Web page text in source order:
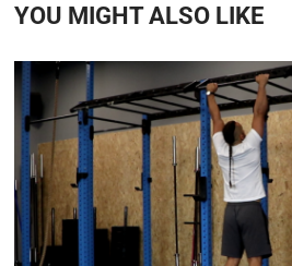
YOU MIGHT ALSO LIKE